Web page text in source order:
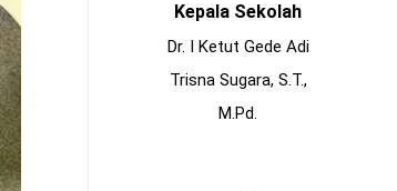
Kepala Sekolah
Dr. I Ketut Gede Adi
Trisna Sugara, S.T.,
M.Pd.